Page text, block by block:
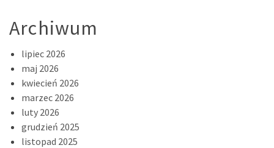
Archiwum
lipiec 2026
maj 2026
kwiecień 2026
marzec 2026
luty 2026
grudzień 2025
listopad 2025